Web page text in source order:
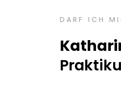
DARF ICH